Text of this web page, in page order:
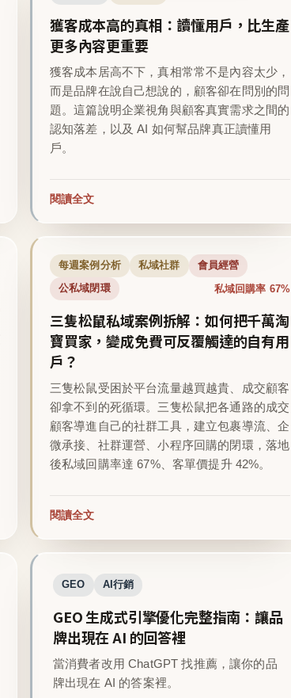
獲客成本高的真相：讀懂用戶，比生產
更多內容更重要
獲客成本居高不下，真相常常不是內容太少，
而是品牌在說自己想說的，顧客卻在問別的問
題。這篇說明企業視角與顧客真實需求之間的
認知落差，以及 AI 如何幫品牌真正讀懂用
戶。
閱讀全文
每週案例分析 私域社群 會員經營
公私域閉環 私域回購率 67%
三隻松鼠私域案例拆解：如何把千萬淘
寶買家，變成免費可反覆觸達的自有用
戶？
三隻松鼠受困於平台流量越買越貴、成交顧客
卻拿不到的死循環。三隻松鼠把各通路的成交
顧客導進自己的社群工具，建立包裹導流、企
微承接、社群運營、小程序回購的閉環，落地
後私域回購率達 67%、客單價提升 42%。
閱讀全文
GEO AI行銷
GEO 生成式引擎優化完整指南：讓品
牌出現在 AI 的回答裡
當消費者改用 ChatGPT 找推薦，讓你的品
牌出現在 AI 的答案裡。